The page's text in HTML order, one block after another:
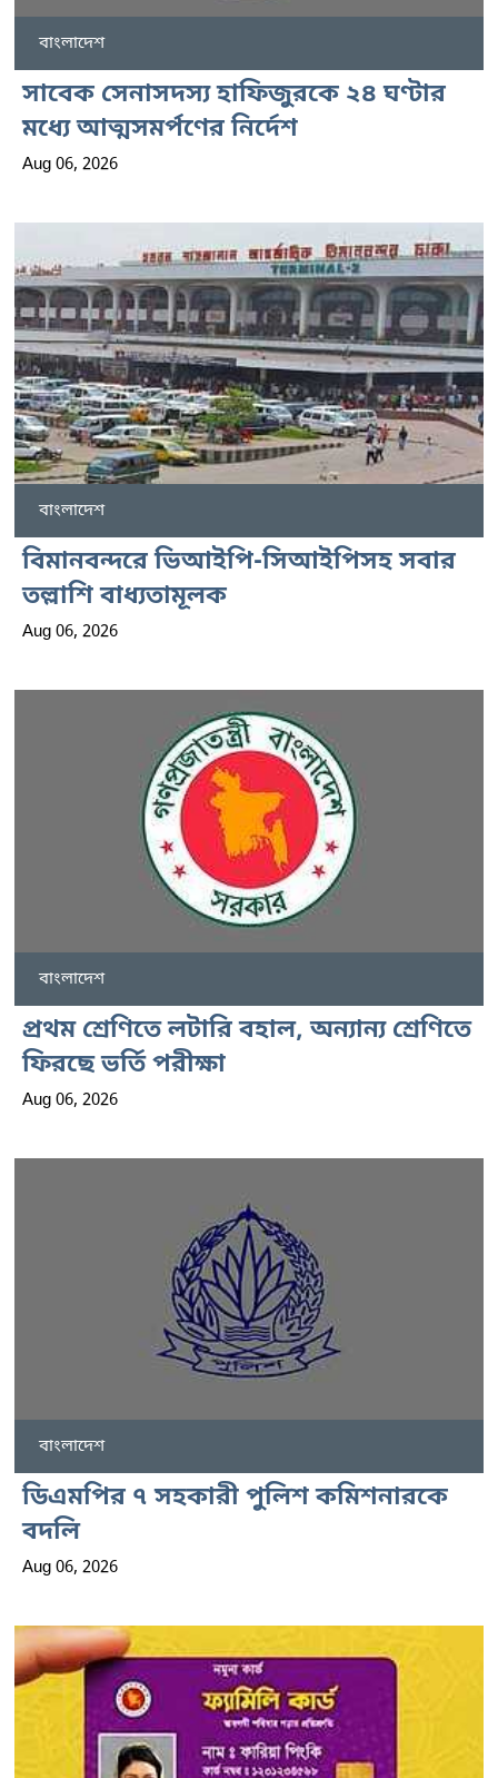
বাংলাদেশ
সাবেক সেনাসদস্য হাফিজুরকে ২৪ ঘণ্টার
মধ্যে আত্মসমর্পণের নির্দেশ
Aug 06, 2026
বাংলাদেশ
বিমানবন্দরে ভিআইপি-সিআইপিসহ সবার
তল্লাশি বাধ্যতামূলক
Aug 06, 2026
বাংলাদেশ
প্রথম শ্রেণিতে লটারি বহাল, অন্যান্য শ্রেণিতে
ফিরছে ভর্তি পরীক্ষা
Aug 06, 2026
বাংলাদেশ
ডিএমপির ৭ সহকারী পুলিশ কমিশনারকে
বদলি
Aug 06, 2026